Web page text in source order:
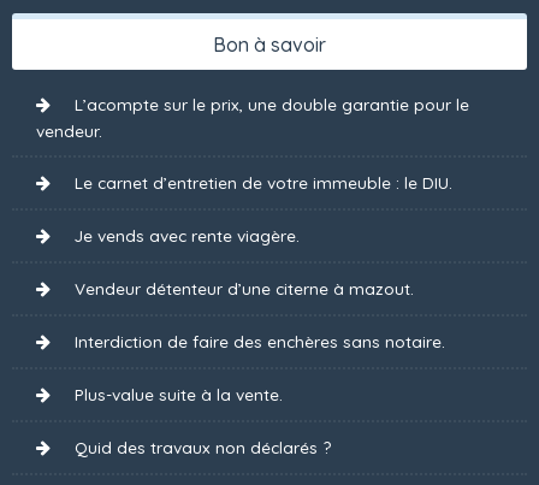
Bon à savoir
L’acompte sur le prix, une double garantie pour le
vendeur.
Le carnet d’entretien de votre immeuble : le DIU.
Je vends avec rente viagère.
Vendeur détenteur d’une citerne à mazout.
Interdiction de faire des enchères sans notaire.
Plus-value suite à la vente.
Quid des travaux non déclarés ?